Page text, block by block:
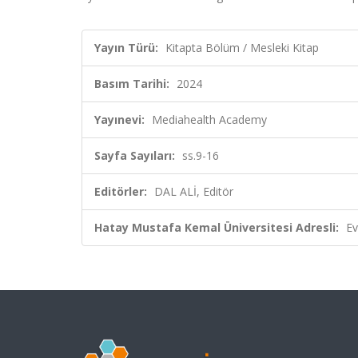
Yayın Türü: Kitapta Bölüm / Mesleki Kitap
Basım Tarihi: 2024
Yayınevi: Mediahealth Academy
Sayfa Sayıları: ss.9-16
Editörler: DAL ALİ, Editör
Hatay Mustafa Kemal Üniversitesi Adresli: